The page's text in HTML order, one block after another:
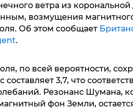
ветра из
возмущения
Об этом сообщает
.
по всей вероятности,
3,7, что
Резонанс Шумана,
фон Земли,